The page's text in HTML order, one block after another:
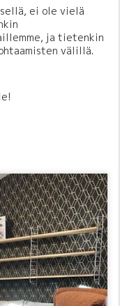
ei ole vielä
ja tietenkin
välillä.